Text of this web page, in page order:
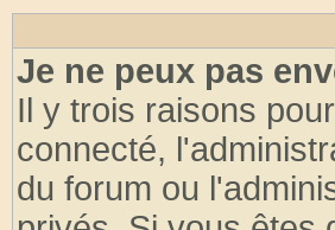
Je ne peux pas
Il y trois raisons
connecté,
du forum ou